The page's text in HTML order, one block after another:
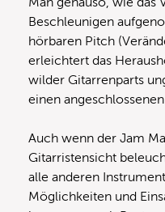
Beschleunigen
hörbaren Pitch
erleichtert das
wilder Gitarrenparts
einen
Auch wenn der Jam
Gitarristensicht
alle anderen
Möglichkeiten und